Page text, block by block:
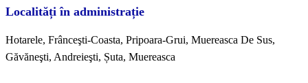
Localități în administrație
Hotarele, Frânceşti-Coasta, Pripoara-Grui, Muereasca De Sus,
Găvăneşti, Andreieşti, Șuta, Muereasca